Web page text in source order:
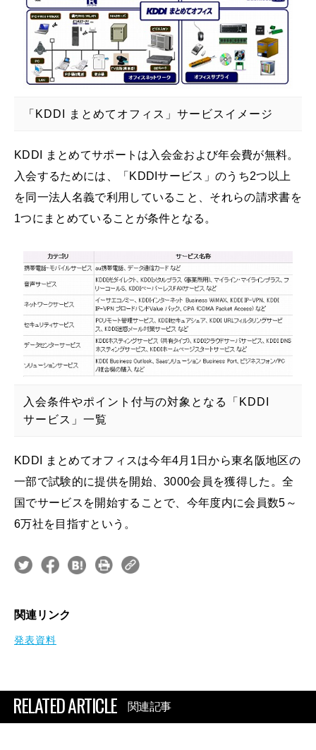
「KDDI まとめてオフィス」サービスイメージ
KDDI まとめてサポートは入会金および年会費が無料。
入会するためには、「KDDIサービス」のうち2つ以上
を同一法人名義で利用していること、それらの請求書を
1つにまとめていることが条件となる。
入会条件やポイント付与の対象となる「KDDI
サービス」一覧
KDDI まとめてオフィスは今年4月1日から東名阪地区の
一部で試験的に提供を開始、3000会員を獲得した。全
国でサービスを開始することで、今年度内に会員数5～
6万社を目指すという。
関連リンク
発表資料
RELATED ARTICLE 関連記事